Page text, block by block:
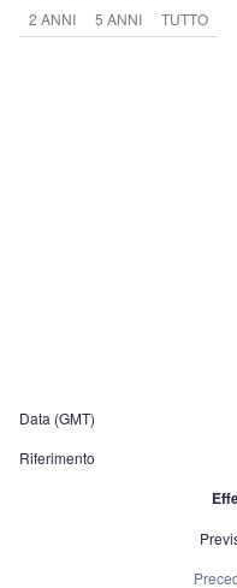
2 ANNI 5 ANNI TUTTO
Data (GMT)
Riferimento